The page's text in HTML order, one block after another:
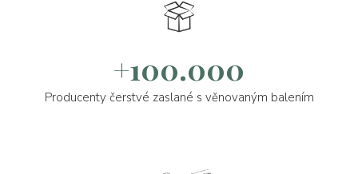
+100.000
Producenty čerstvé zaslané s věnovaným balením